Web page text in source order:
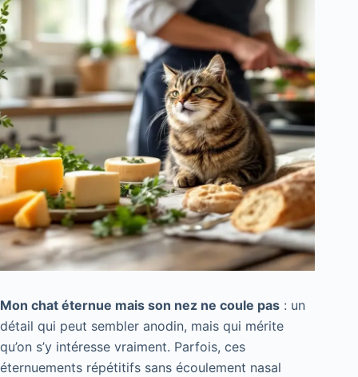
Mon chat éternue mais son nez ne coule pas : un
détail qui peut sembler anodin, mais qui mérite
qu’on s’y intéresse vraiment. Parfois, ces
éternuements répétitifs sans écoulement nasal